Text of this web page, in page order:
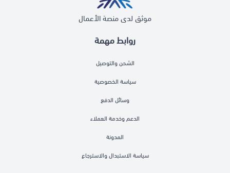
روابط مهمة
الشحن والتوصيل
سياسة الخصوصية
وسائل الدفع
الدعم وخدمة العملاء
المدونة
سياسة الاستبدال والاسترجاع
موثق لدى منصة الأعمال